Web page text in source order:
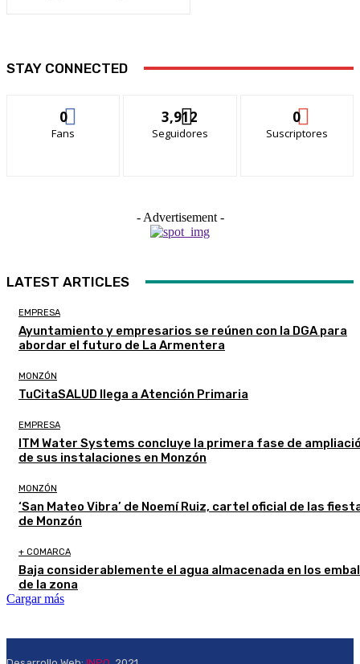
STAY CONNECTED
0
Fans
3,912
Seguidores
0
Suscriptores
- Advertisement -
LATEST ARTICLES
EMPRESA
Ayuntamiento y empresarios se reúnen con la DGA para
abordar el futuro de La Armentera
MONZÓN
TuCitaSALUD llega a Atención Primaria
EMPRESA
ITM Water Systems concluye la primera fase de
de sus instalaciones en Monzón
MONZÓN
‘San Mateo Vibra’ de Noemí Ruiz, cartel oficial de las
de Monzón
+ COMARCA
Baja considerablemente el agua almacenada en los
de la zona
Cargar más